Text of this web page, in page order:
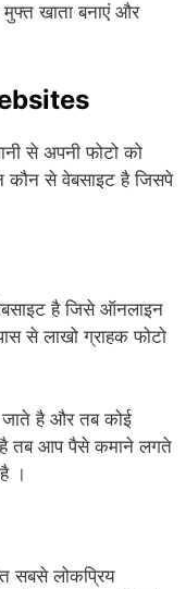
खाता बनाएं और
से अपनी फोटो को
से वेबसाइट है जिसपे
है जिसे ऑनलाइन
से लाखो ग्राहक फोटो
जाते है और तब कोई
है तब आप पैसे कमाने लगते
।
सबसे लोकप्रिय